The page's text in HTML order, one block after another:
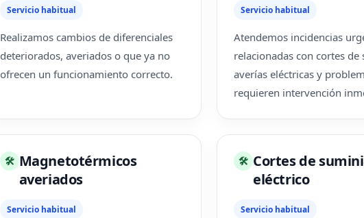
Servicio habitual
Realizamos cambios de diferenciales
deteriorados, averiados o que ya no
ofrecen un funcionamiento correcto.
Servicio habitual
Atendemos incidencias
relacionadas con cortes
averías eléctricas y
requieren intervención
🛠 Magnetotérmicos
averiados
Servicio habitual
🛠 Cortes de
eléctrico
Servicio habitual